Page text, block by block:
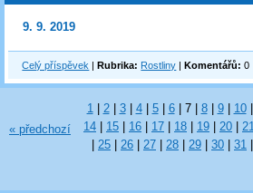
9. 9. 2019
Celý příspěvek |Rubrika: Rostliny |Komentářů: 0
« předchozí
1 2 3 4 5 6 7 8 9 10
14
15 16 17 18 19 20 21
25 26 27 28 29 30 31